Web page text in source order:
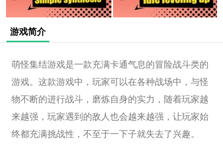
游戏简介
萌怪集结游戏是一款充满卡通气息的冒险战斗类的
游戏。这款游戏中，玩家可以在各种战场中，与怪
物不断的进行战斗，磨炼自身的实力，随着玩家越
来越强，玩家遇到的敌人也会越来越强，让玩家始
终都充满挑战性，不至于一下子就失去了兴趣。